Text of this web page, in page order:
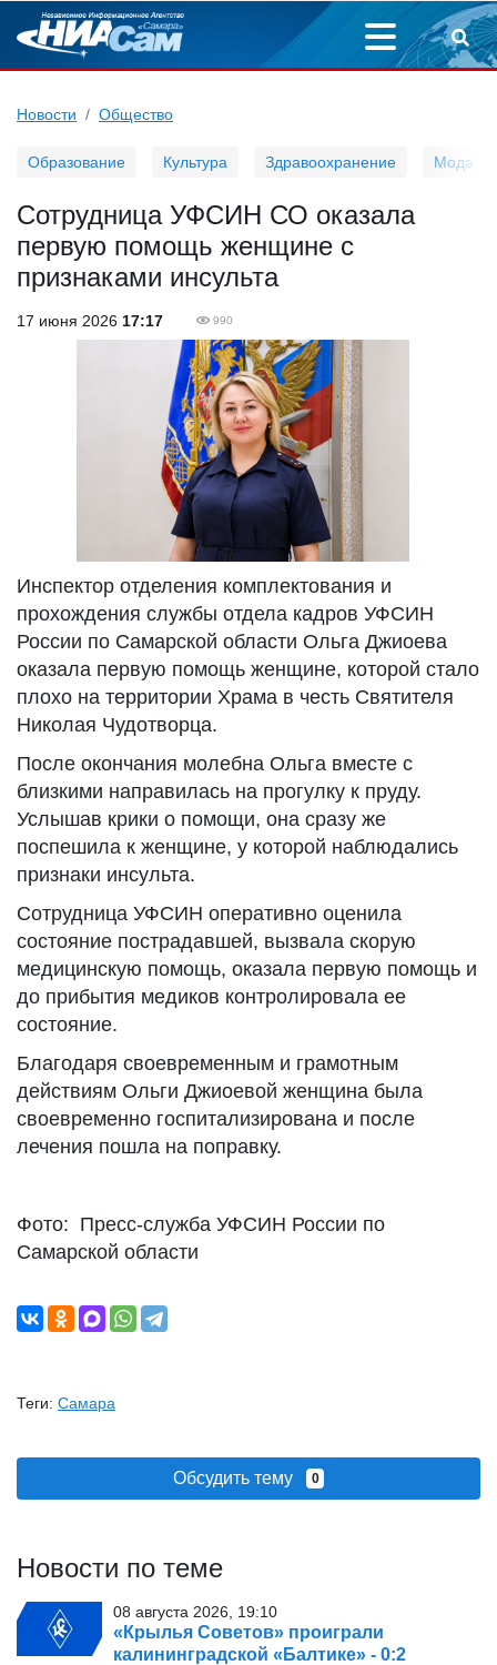
Новости Общество
Образование Культура Здравоохранение Мода
Сотрудница УФСИН СО оказала
первую помощь женщине с
признаками инсульта
17 июня 2026 17:17 990
Инспектор отделения комплектования и
прохождения службы отдела кадров УФСИН
России по Самарской области Ольга Джиоева
оказала первую помощь женщине, которой стало
плохо на территории Храма в честь Святителя
Николая Чудотворца.
После окончания молебна Ольга вместе с
близкими направилась на прогулку к пруду.
Услышав крики о помощи, она сразу же
поспешила к женщине, у которой наблюдались
признаки инсульта.
Сотрудница УФСИН оперативно оценила
состояние пострадавшей, вызвала скорую
медицинскую помощь, оказала первую помощь и
до прибытия медиков контролировала ее
состояние.
Благодаря своевременным и грамотным
действиям Ольги Джиоевой женщина была
своевременно госпитализирована и после
лечения пошла на поправку.
Фото: Пресс-служба УФСИН России по
Самарской области
Теги: Самара
Обсудить тему 0
Новости по теме
08 августа 2026, 19:10
«Крылья Советов» проиграли
калининградской «Балтике» - 0:2